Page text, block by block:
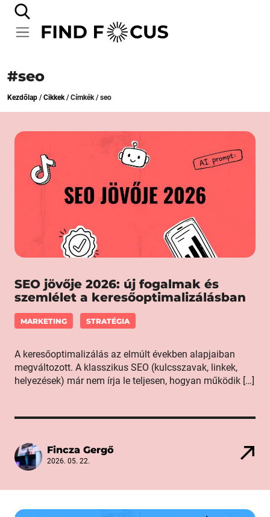
#seo
Kezdőlap /Cikkek/Címkék/seo
SEO jövője 2026: új fogalmak és
szemlélet a keresőoptimalizálásban
MARKETING STRATÉGIA
A keresőoptimalizálás az elmúlt években alapjaiban
megváltozott. A klasszikus SEO (kulcsszavak, linkek,
helyezések) már nem írja le teljesen, hogyan működik […]
Fincza Gergő
2026. 05. 22.